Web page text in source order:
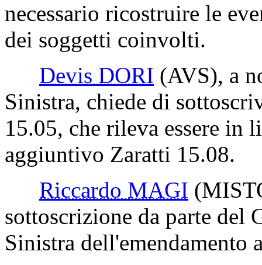
necessario ricostruire le
dei soggetti coinvolti.
Devis DORI (AVS), a
Sinistra, chiede di
15.05, che rileva essere in
aggiuntivo Zaratti 15.08.
Riccardo MAGI
sottoscrizione da parte del
Sinistra dell'emendamento